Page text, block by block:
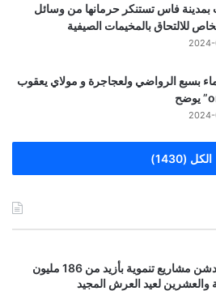
بمدينة فاس تستنكر حرمانها من وسائل
للالتحاق بالمخيمات الصيفية
بسبع الرواضي ولعجاجرة و مولاي يعقوب
الكل (1430)
عامل إقليم صفرو يطلق ويدشن مشاريع تنموية بأزيد من 186 مليون
والعشرين لعيد العرش المجيد